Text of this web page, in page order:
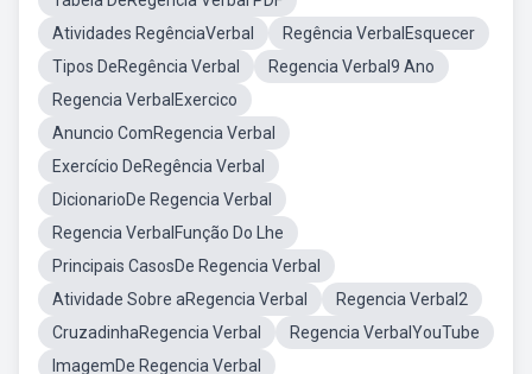
Atividades RegênciaVerbal
Regência VerbalEsquecer
Tipos DeRegência Verbal
Regencia Verbal9 Ano
Regencia VerbalExercico
Anuncio ComRegencia Verbal
Exercício DeRegência Verbal
DicionarioDe Regencia Verbal
Regencia VerbalFunção Do Lhe
Principais CasosDe Regencia Verbal
Atividade Sobre aRegencia Verbal
Regencia Verbal2
CruzadinhaRegencia Verbal
Regencia VerbalYouTube
ImagemDe Regencia Verbal